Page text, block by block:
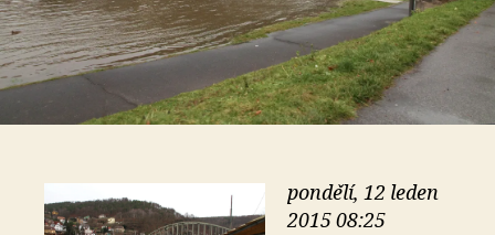
pondělí, 12 leden
2015 08:25